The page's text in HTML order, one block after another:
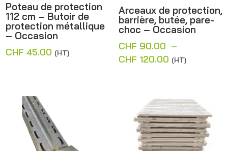
Poteau de protection
112 cm – Butoir de
protection métallique
– Occasion
CHF 45.00 (HT)
Arceaux de protection,
barrière, butée, pare-
choc – Occasion
CHF 90.00 –
CHF 120.00Plage
CHF 90.00
à
CHF 120.00
(HT)